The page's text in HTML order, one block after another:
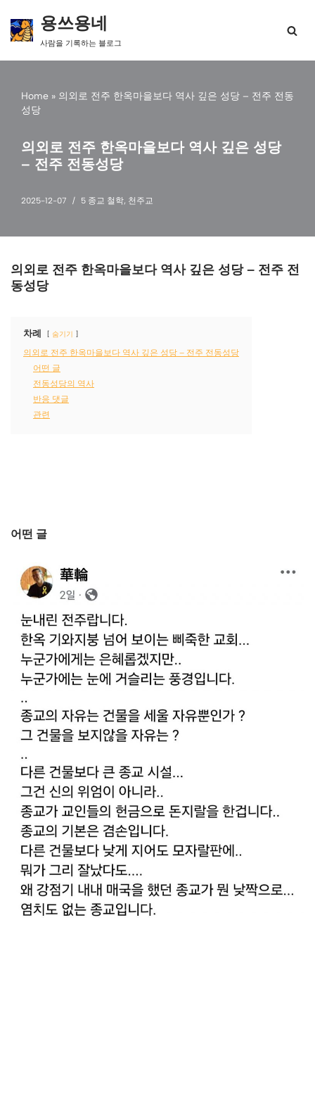
콘
용쓰용네
사람을 기록하는 블로그
Home » 의외로 전주 한옥마을보다 역사 깊은 성당 – 전주 전동
성당
의외로 전주 한옥마을보다 역사 깊은 성당
– 전주 전동성당
2025-12-07 5 종교 철학, 천주교
의외로 전주 한옥마을보다 역사 깊은 성당 – 전주 전
동성당
차례 숨기기
의외로 전주 한옥마을보다 역사 깊은 성당 – 전주 전동성당
어떤 글
전동성당의 역사
반응 댓글
관련
어떤 글